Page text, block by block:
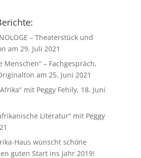
– Theaterstück und
am 29. Juli 2021
Menschen“ – Fachgespräch,
am 25. Juni 2021
mit Peggy Fehily, 18. Juni
Literatur“ mit Peggy
Haus wünscht schöne
guten Start ins Jahr 2019!